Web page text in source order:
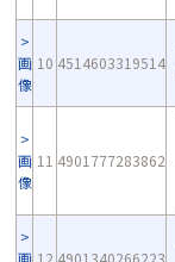
画
像
10 4514603319514
画
像
11 4901777283862
画 12 4901340266223